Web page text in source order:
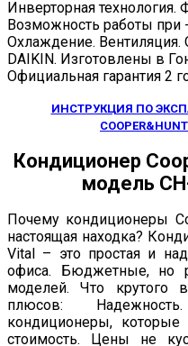
Инверторная
Возможность работы при
Охлаждение.
DAIKIN. Изготовлены в
Официальная гарантия 2
ИНСТРУКЦИЯ ПО
Кондиционер
модель
Почему кондиционеры
настоящая находка?
Vital – это простая и
офиса. Бюджетные, но
моделей. Что крутого
плюсов:
кондиционеры,
стоимость. Цены не